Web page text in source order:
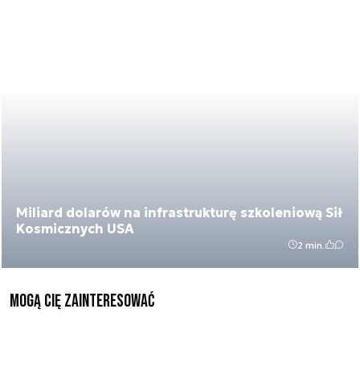
Miliard dolarów na infrastrukturę szkoleniową Sił
Kosmicznych USA
2 min.
Mogą Cię zainteresować